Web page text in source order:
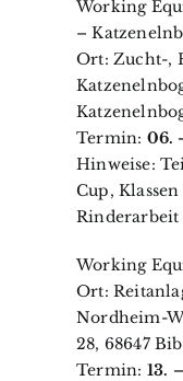
Working
–
Ort: Zucht-,
Termin: 06.
Hinweise:
Cup,
Rinderarbeit
Working
Ort:
Nordheim-
28, 68647
Termin: 13.